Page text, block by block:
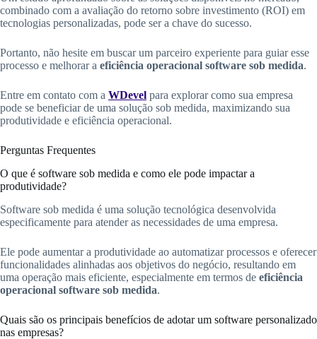
combinado com a avaliação do retorno sobre investimento (ROI) em
tecnologias personalizadas, pode ser a chave do sucesso.
Portanto, não hesite em buscar um parceiro experiente para guiar esse
processo e melhorar a eficiência operacional software sob medida.
Entre em contato com a WDevel para explorar como sua empresa
pode se beneficiar de uma solução sob medida, maximizando sua
produtividade e eficiência operacional.
Perguntas Frequentes
O que é software sob medida e como ele pode impactar a
produtividade?
Software sob medida é uma solução tecnológica desenvolvida
especificamente para atender as necessidades de uma empresa.
Ele pode aumentar a produtividade ao automatizar processos e oferecer
funcionalidades alinhadas aos objetivos do negócio, resultando em
uma operação mais eficiente, especialmente em termos de eficiência
operacional software sob medida.
Quais são os principais benefícios de adotar um software personalizado
nas empresas?